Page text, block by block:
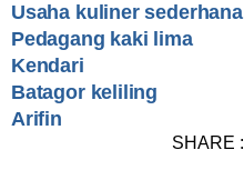
Usaha kuliner sederhana
Pedagang kaki lima
Kendari
Batagor keliling
Arifin
SHARE :